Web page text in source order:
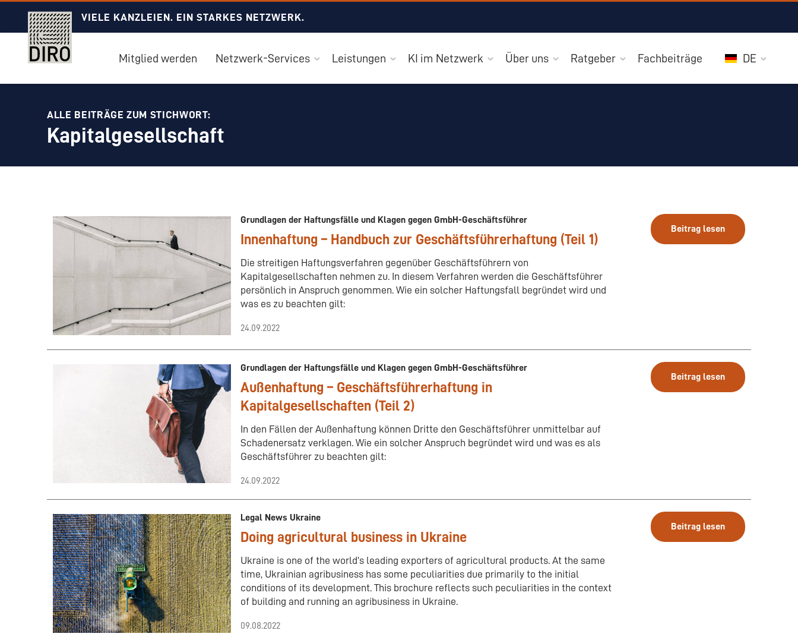
VIELE KANZLEIEN. EIN STARKES NETZWERK.
Mitglied werden Netzwerk-Services Leistungen KI im Netzwerk Über uns Ratgeber Fachbeiträge DE
ALLE BEITRÄGE ZUM STICHWORT:
Kapitalgesellschaft
Grundlagen der Haftungsfälle und Klagen gegen GmbH-Geschäftsführer
Innenhaftung – Handbuch zur Geschäftsführerhaftung (Teil 1)
Die streitigen Haftungsverfahren gegenüber Geschäftsführern von
Kapitalgesellschaften nehmen zu. In diesem Verfahren werden die Geschäftsführer
persönlich in Anspruch genommen. Wie ein solcher Haftungsfall begründet wird und
was es zu beachten gilt:
24.09.2022
Beitrag lesen
Grundlagen der Haftungsfälle und Klagen gegen GmbH-Geschäftsführer
Außenhaftung – Geschäftsführerhaftung in
Kapitalgesellschaften (Teil 2)
In den Fällen der Außenhaftung können Dritte den Geschäftsführer unmittelbar auf
Schadenersatz verklagen. Wie ein solcher Anspruch begründet wird und was es als
Geschäftsführer zu beachten gilt:
24.09.2022
Beitrag lesen
Legal News Ukraine
Doing agricultural business in Ukraine
Ukraine is one of the world’s leading exporters of agricultural products. At the same
time, Ukrainian agribusiness has some peculiarities due primarily to the initial
conditions of its development. This brochure reflects such peculiarities in the context
of building and running an agribusiness in Ukraine.
09.08.2022
Beitrag lesen